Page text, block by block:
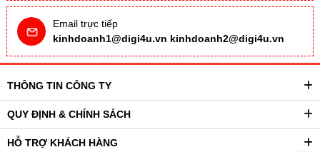
Email trực tiếp
kinhdoanh1@digi4u.vn kinhdoanh2@digi4u.vn
THÔNG TIN CÔNG TY
QUY ĐỊNH & CHÍNH SÁCH
HỖ TRỢ KHÁCH HÀNG